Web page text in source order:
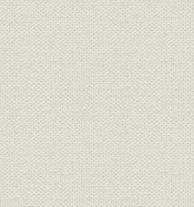
大正8年
年)の合計
大正13年
年(1926年